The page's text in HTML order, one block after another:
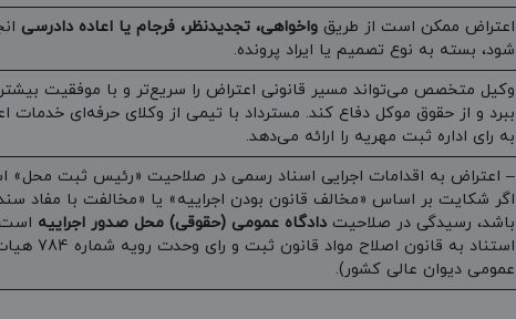
اعتراض ممکن است از طریقواخواهی، تجدیدنظر، فرجام یا اعاده دادرسی
شود، بسته به نوع تصمیم یا ایراد پرونده.
وکیل متخصص می‌تواند مسیر قانونی اعتراض را سریع‌تر و با موفقیت
ببرد و از حقوق موکل دفاع کند. مسترداد با تیمی از وکلای حرفه‌ای خدمات
به رای اداره ثبت مهریه را ارائه می‌دهد.
– اعتراض به اقدامات اجرایی اسناد رسمی در صلاحیت «رئیس ثبت محل»
اگر شکایت بر اساس «مخالف قانون بودن اجراییه» یا «مخالفت با مفاد
باشد، رسیدگی در صلاحیتدادگاه عمومی (حقوقی) محل صدور اجراییه است
استناد به قانون اصلاح مواد قانون ثبت و رای وحدت
عمومی دیوان عالی کشور).